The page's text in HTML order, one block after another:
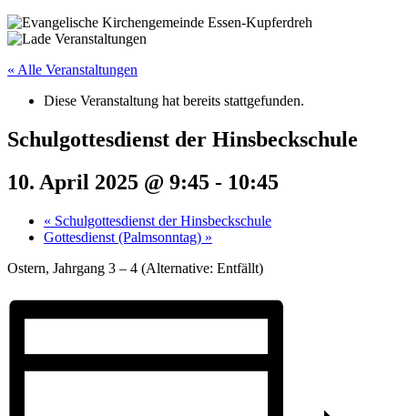
« Alle Veranstaltungen
Diese Veranstaltung hat bereits stattgefunden.
Schulgottesdienst der Hinsbeckschule
10. April 2025 @ 9:45 - 10:45
« Schulgottesdienst der Hinsbeckschule
Gottesdienst (Palmsonntag) »
Ostern, Jahrgang 3 – 4 (Alternative: Entfällt)